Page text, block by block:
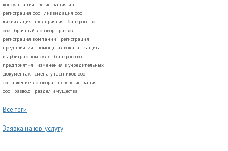
консультация
регистрация ип
регистрация ооо
ликвидация ооо
ликвидация предприятия
банкротство
ооо
брачный договор
развод.
регистрация компании
регистрация
предприятия
помощь адвоката
защита
в арбитражном суде
банкротство
предприятия
изменения в учредительных
документах
смена участников ооо
составление договора
перерегистрация
ооо
развод раздел имущества
Все теги
Заявка на юр. услугу